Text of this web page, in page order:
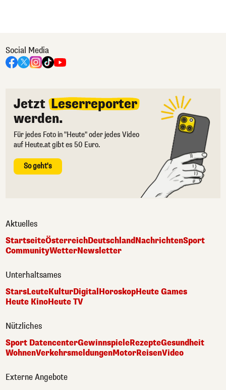
Social Media
Jetzt Leserreporter
werden.
Für jedes Foto in "Heute" oder jedes Video
auf Heute.at gibt es 50 Euro.
So geht's
Aktuelles
StartseiteÖsterreichDeutschlandNachrichtenSport
CommunityWetterNewsletter
Unterhaltsames
StarsLeuteKulturDigitalHoroskopHeute Games
Heute KinoHeute TV
Nützliches
Sport DatencenterGewinnspieleRezepteGesundheit
WohnenVerkehrsmeldungenMotorReisenVideo
Externe Angebote